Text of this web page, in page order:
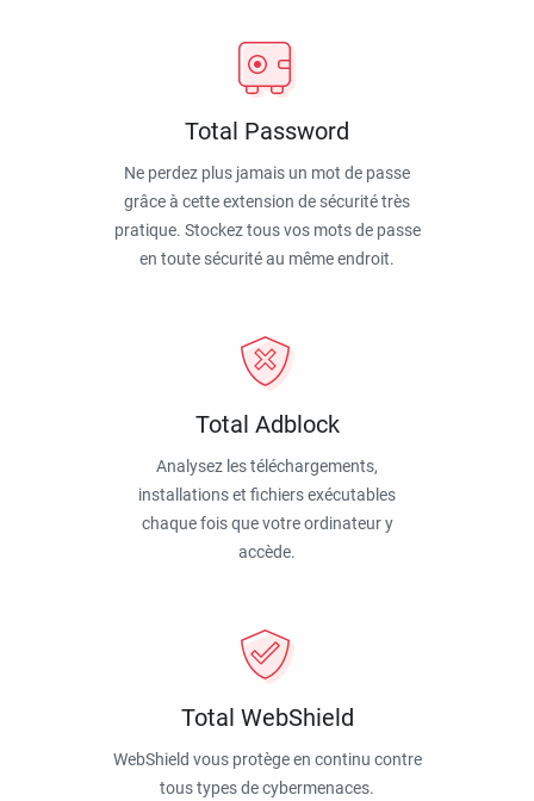
Total Password
Ne perdez plus jamais un mot de passe
grâce à cette extension de sécurité très
pratique. Stockez tous vos mots de passe
en toute sécurité au même endroit.
Total Adblock
Analysez les téléchargements,
installations et fichiers exécutables
chaque fois que votre ordinateur y
accède.
Total WebShield
WebShield vous protège en continu contre
tous types de cybermenaces.